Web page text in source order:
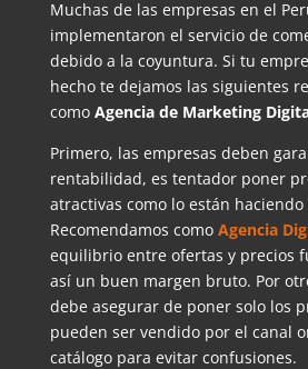
Muchas de las empresas en el
implementaron el servicio de
debido a la coyuntura. Si tu
hecho te dejamos las siguientes
como Agencia de Marketing
Primero, las empresas deben
rentabilidad, es tentador poner
atractivas como lo están haciendo
Recomendamos como Agencia
equilibrio entre ofertas y precios
así un buen margen bruto. Por
debe asegurar de poner solo los
pueden ser vendido por el canal
catálogo para evitar confusiones.